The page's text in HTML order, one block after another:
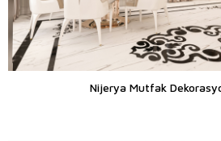
Nijerya Mutfak